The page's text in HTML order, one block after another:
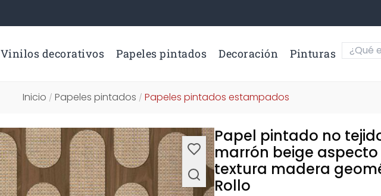
Vinilos decorativos Papeles pintados Decoración Pinturas
Inicio / Papeles pintados / Papeles pintados estampados
Papel pintado no
marrón beige
textura madera
Rollo